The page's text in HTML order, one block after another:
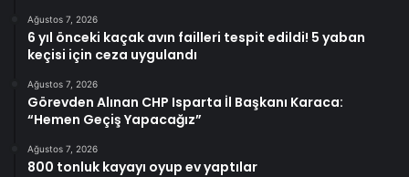
Ağustos 7, 2026
6 yıl önceki kaçak avın failleri tespit edildi! 5 yaban
keçisi için ceza uygulandı
Ağustos 7, 2026
Görevden Alınan CHP Isparta İl Başkanı Karaca:
“Hemen Geçiş Yapacağız”
Ağustos 7, 2026
800 tonluk kayayı oyup ev yaptılar